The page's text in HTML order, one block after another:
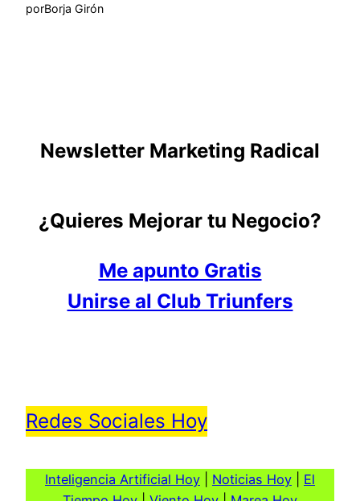
porBorja Girón
Newsletter Marketing Radical
¿Quieres Mejorar tu Negocio?
Me apunto Gratis
Unirse al Club Triunfers
Redes Sociales Hoy
Inteligencia Artificial Hoy Noticias Hoy
El